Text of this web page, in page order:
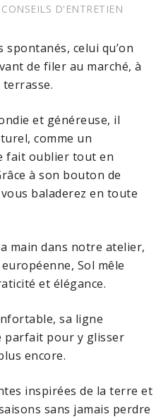
CONSEILS D'ENTRETIEN
spontanés, celui qu’on
de filer au marché, à
et généreuse, il
comme un
fait oublier tout en
à son bouton de
baladerez en toute
main dans notre atelier,
Sol mêle
et élégance.
sa ligne
parfait pour y glisser
encore.
inspirées de la terre et
sans jamais perdre